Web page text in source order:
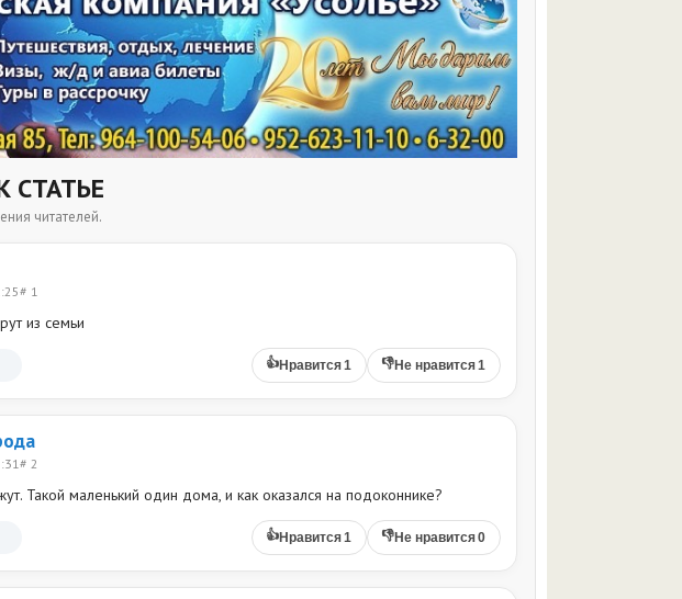
СТАТЬЕ
читателей.
# 1
из семьи
👍Нравится1 👎Не нравится1
# 2
Такой маленький один дома, и как оказался на подоконнике?
👍Нравится1 👎Не нравится0